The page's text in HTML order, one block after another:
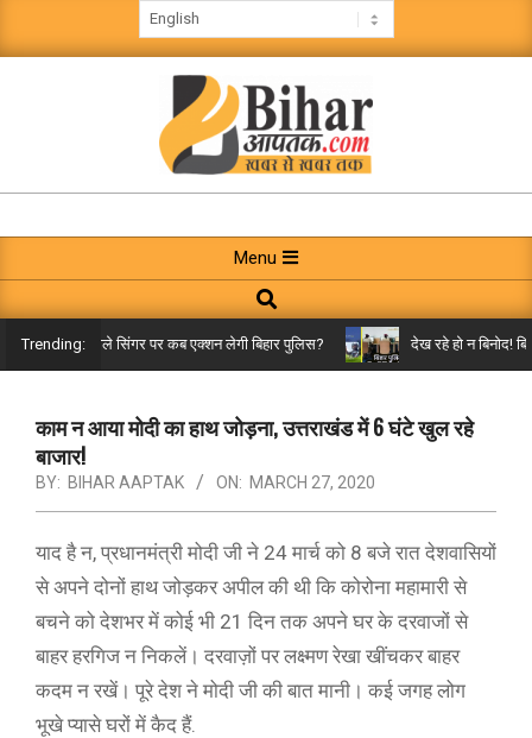
to
BIHAR
AAPTAK
Navigation
Menu
Menu
Search
Trending:
सॉन्ग’ गानेवाले सिंगर पर कब एक्शन लेगी बिहार पुलिस? देख रहे हो न बिनोद!
काम न आया मोदी का हाथ जोड़ना, उत्तराखंड में 6 घंटे खुल रहे
बाजार!
BY: BIHAR AAPTAK ON: MARCH 27, 2020
याद है न, प्रधानमंत्री मोदी जी ने 24 मार्च को 8 बजे रात देशवासियों
से अपने दोनों हाथ जोड़कर अपील की थी कि कोरोना महामारी से
बचने को देशभर में कोई भी 21 दिन तक अपने घर के दरवाजों से
बाहर हरगिज न निकलें। दरवाज़ों पर लक्ष्मण रेखा खींचकर बाहर
कदम न रखें। पूरे देश ने मोदी जी की बात मानी। कई जगह लोग
भूखे प्यासे घरों में कैद हैं.